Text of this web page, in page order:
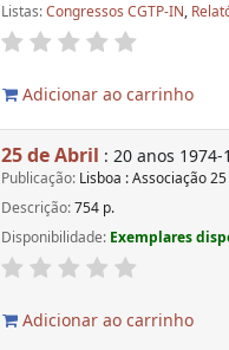
Listas:Congressos CGTP-IN,
Adicionar ao carrinho
25 de Abril : 20 anos
Publicação: Lisboa : Associação
Descrição:754 p.
Disponibilidade: Exemplares
Adicionar ao carrinho